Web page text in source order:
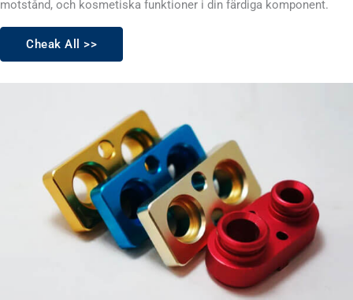
motstånd, och kosmetiska funktioner i din färdiga komponent.
Cheak All >>